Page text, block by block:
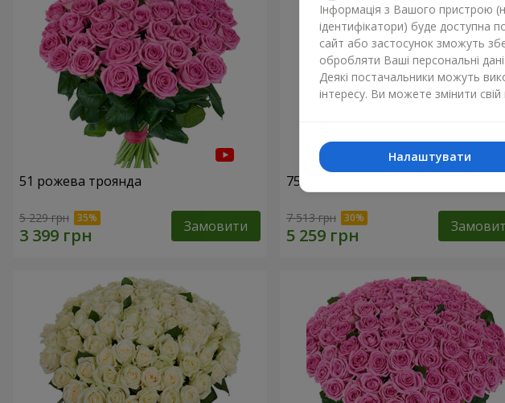
51 рожева троянда
5 229 грн Замовити
75 білих троянд
7 513 грн
Інформація з Вашого пристрою
ідентифікатори) буде доступна
сайт або застосунок зможуть
обробляти Ваші персональні дані.
Деякі постачальники можуть
інтересу. Ви можете змінити
Налаштувати